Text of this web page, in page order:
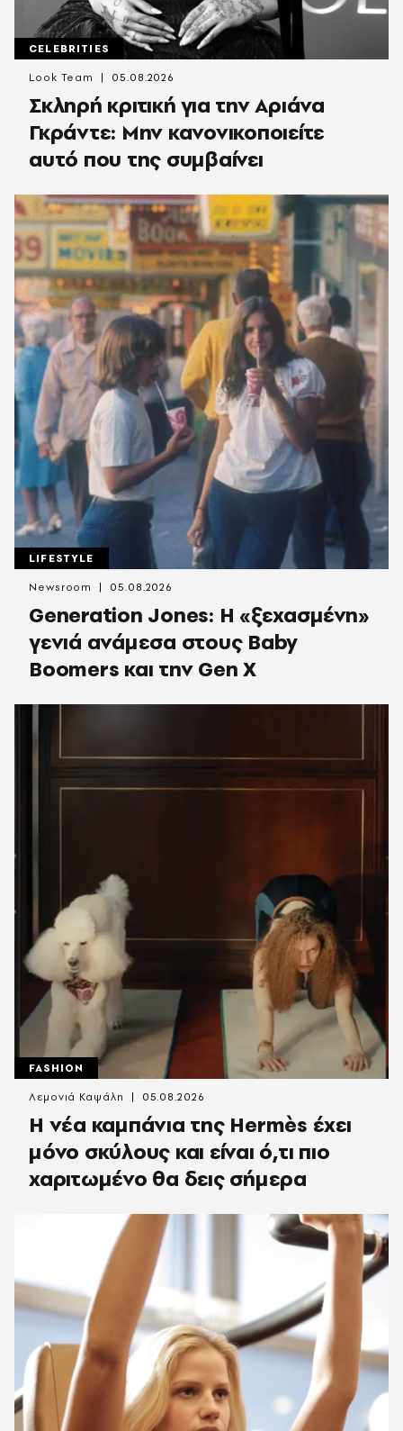
CELEBRITIES
Σκληρή κριτική για την Αριάνα
Γκράντε: Μην κανονικοποιείτε
αυτό που της συμβαίνει
Look Team 05.08.2026
LIFESTYLE
Generation Jones: Η «ξεχασμένη»
γενιά ανάμεσα στους Baby
Boomers και την Gen X
Newsroom 05.08.2026
FASHION
Η νέα καμπάνια της Hermès έχει
μόνο σκύλους και είναι ό,τι πιο
χαριτωμένο θα δεις σήμερα
Λεμονιά Καψάλη 05.08.2026